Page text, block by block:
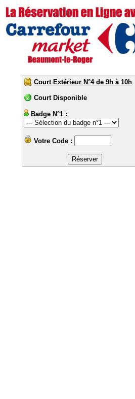
Court Extérieur N°4 de 9h à 10h
Court Disponible
Badge N°1 :
Votre Code :